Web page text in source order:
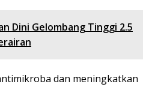
Dini Gelombang Tinggi 2.5
dan meningkatkan